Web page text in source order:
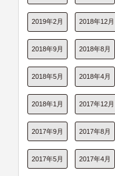
2019年2月 2018年12月
2018年9月 2018年8月
2018年5月 2018年4月
2018年1月 2017年12月
2017年9月 2017年8月
2017年5月 2017年4月